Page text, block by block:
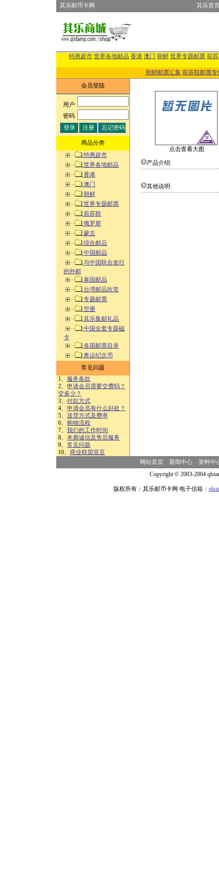
其乐邮币卡网 其乐首
特惠超市 世界各地邮品 香港 澳门 朝鲜 世界专题邮票 前
朝鲜邮票汇集 前苏联邮票专
会员登陆
用户:
密码:
商品分类
特惠超市
世界各地邮品
香港
澳门
朝鲜
世界专题邮票
前苏联
俄罗斯
蒙古
综合邮品
中国邮品
与中国联合发行
的外邮
泰国邮品
台湾邮品欣赏
专题邮票
空册
其乐集邮礼品
中国全套专题磁
卡
各国邮票目录
奥运纪念币
常见问题
1、 服务条款
2、 申请会员需要交费吗？
交多少？
3、 付款方式
4、 申请会员有什么好处？
5、 送货方式及费率
6、 购物流程
7、 我们的工作时间
8、 本廊诚信及售后服务
9、 常见问题
10、 商业联盟宣言
点击查看大图
产品介绍:
其他说明:
网站首页 新闻中心
资料中
Copyright © 2003-2004
版权所有：其乐邮币卡网 电子信箱：